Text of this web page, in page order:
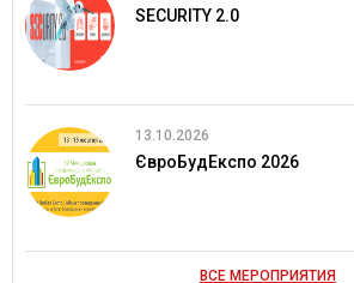
SECURITY 2.0
13.10.2026
ЄвроБудЕкспо 2026
ВСЕ МЕРОПРИЯТИЯ